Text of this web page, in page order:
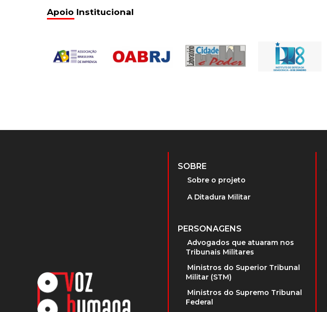
Apoio Institucional
SOBRE
Sobre o projeto
A Ditadura Militar
PERSONAGENS
Advogados que atuaram nos
Tribunais Militares
Ministros do Superior Tribunal
Militar (STM)
Ministros do Supremo Tribunal
Federal